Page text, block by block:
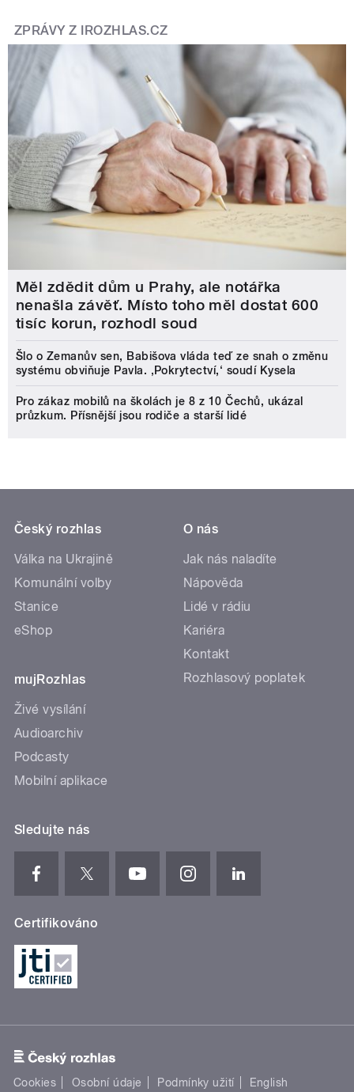
ZPRÁVY Z IROZHLAS.CZ
Měl zdědit dům u Prahy, ale notářka
nenašla závěť. Místo toho měl dostat 600
tisíc korun, rozhodl soud
Šlo o Zemanův sen, Babišova vláda teď ze snah o změnu
systému obviňuje Pavla. ‚Pokrytectví,‘ soudí Kysela
Pro zákaz mobilů na školách je 8 z 10 Čechů, ukázal
průzkum. Přísnější jsou rodiče a starší lidé
Český rozhlas
Válka na Ukrajině
Komunální volby
Stanice
eShop
mujRozhlas
Živé vysílání
Audioarchiv
Podcasty
Mobilní aplikace
O nás
Jak nás naladíte
Nápověda
Lidé v rádiu
Kariéra
Kontakt
Rozhlasový poplatek
Sledujte nás
Certifikováno
Cookies Osobní údaje Podmínky užití English